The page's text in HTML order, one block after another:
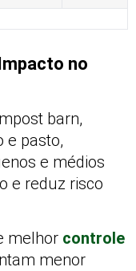
no
barn,
e pasto,
e médios
e reduz risco
melhor controle
menor